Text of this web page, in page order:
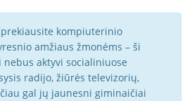
kompiuterinio
amžiaus žmonėms – ši
aktyvi socialiniuose
radijo, žiūrės televizorių,
gal jų jaunesni giminaičiai